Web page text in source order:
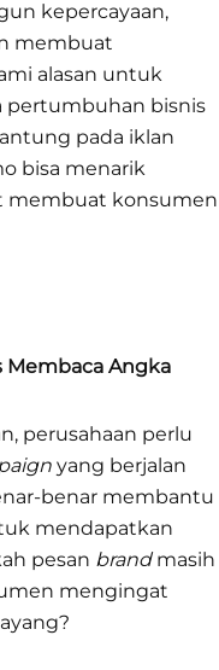
kepercayaan,
membuat
alasan untuk
pertumbuhan bisnis
pada iklan
bisa menarik
membuat konsumen
Membaca Angka
perusahaan perlu
yang berjalan
benar membantu
mendapatkan
pesan brandmasih
mengingat